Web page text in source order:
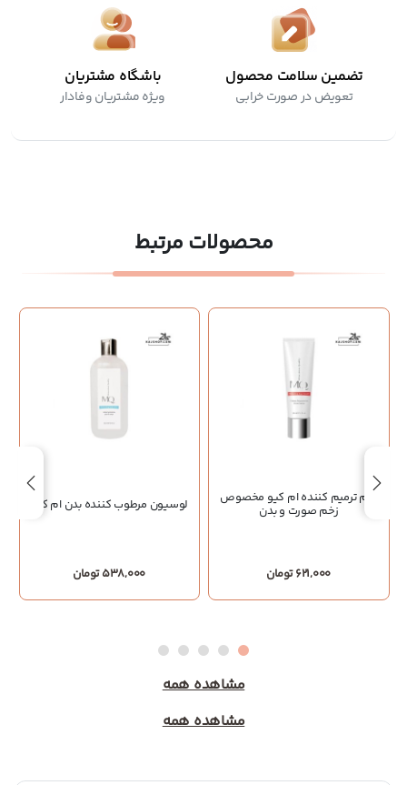
تضمین سلامت محصول
تعویض در صورت خرابی
باشگاه مشتریان
ویژه مشتریان وفادار
محصولات مرتبط
کرم ترمیم کننده ام کیو مخصوص
زخم صورت و بدن
621,000 تومان
لوسیون مرطوب کننده بدن ام کیو
538,000 تومان
مشاهده همه
مشاهده همه